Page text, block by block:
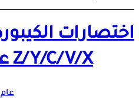
Z/Y/C/V/X على أندرويد
عام